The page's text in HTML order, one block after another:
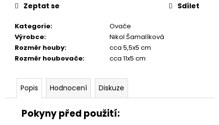
Kategorie:
Ovače
Výrobce:
Nikol Šamalíková
Rozměr houby:
cca 5,5x5 cm
Rozměr houbovače: cca 11x5 cm
Zeptat se Sdílet
Popis Hodnocení Diskuze
Pokyny před použití:
p
o
u
č
u
m